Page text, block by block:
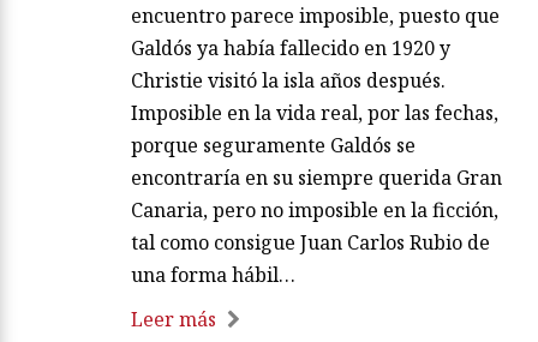
encuentro parece imposible, puesto que
Galdós ya había fallecido en 1920 y
Christie visitó la isla años después.
Imposible en la vida real, por las fechas,
porque seguramente Galdós se
encontraría en su siempre querida Gran
Canaria, pero no imposible en la ficción,
tal como consigue Juan Carlos Rubio de
una forma hábil…
Leer más